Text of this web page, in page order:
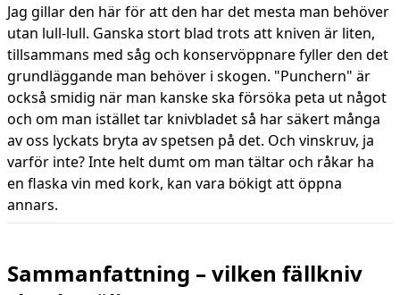
Jag gillar den här för att den har det mesta man behöver
utan lull-lull. Ganska stort blad trots att kniven är liten,
tillsammans med såg och konservöppnare fyller den det
grundläggande man behöver i skogen. "Punchern" är
också smidig när man kanske ska försöka peta ut något
och om man istället tar knivbladet så har säkert många
av oss lyckats bryta av spetsen på det. Och vinskruv, ja
varför inte? Inte helt dumt om man tältar och råkar ha
en flaska vin med kork, kan vara bökigt att öppna
annars.
Sammanfattning – vilken fällkniv